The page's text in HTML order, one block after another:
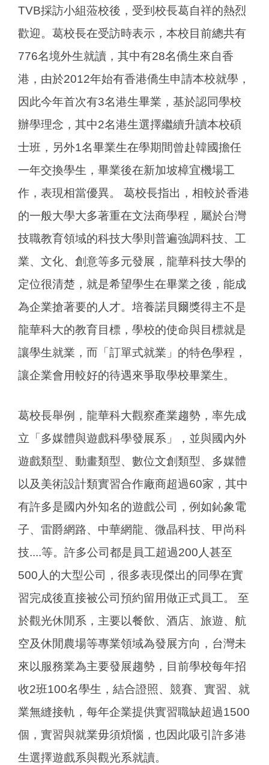
TVB採訪小組蒞校後，受到校長葛自祥的熱烈
歡迎。葛校長在受訪時表示，本校目前總共有
776名境外生就讀，其中有28名僑生來自香
港，由於2012年始有香港僑生申請本校就學，
因此今年首次有3名港生畢業，基於認同學校
辦學理念，其中2名港生選擇繼續升讀本校碩
士班，另外1名畢業生在學期間曾赴韓國擔任
一年交換學生，畢業後在新加坡樟宜機場工
作，表現相當優異。 葛校長指出，相較於香港
的一般大學大多著重在文法商學程，屬於台灣
技職教育領域的科技大學則普遍強調科技、工
業、文化、創意等多元發展，龍華科技大學的
定位很清楚，就是希望學生在畢業之後，能成
為企業搶著要的人才。培養諾貝爾獎得主不是
龍華科大的教育目標，學校的使命與目標就是
讓學生就業，而「訂單式就業」的特色學程，
讓企業會用較好的待遇來爭取學校畢業生。
葛校長舉例，龍華科大觀察產業趨勢，率先成
立「多媒體與遊戲科學發展系」，並與國內外
遊戲類型、動畫類型、數位文創類型、多媒體
以及美術設計類實習合作廠商超過60家，其中
有許多是國內外知名的遊戲公司，例如鈊象電
子、雷爵網路、中華網龍、微晶科技、甲尚科
技....等。許多公司都是員工超過200人甚至
500人的大型公司，很多表現傑出的同學在實
習完成後直接被公司預約留用做正式員工。 至
於觀光休閒系，主要以餐飲、酒店、旅遊、航
空及休閒農場等專業領域為發展方向，台灣未
來以服務業為主要發展趨勢，目前學校每年招
收2班100名學生，結合證照、競賽、實習、就
業無縫接軌，每年企業提供實習職缺超過1500
個，實習與就業毋須煩惱，也因此吸引許多港
生選擇遊戲系與觀光系就讀。